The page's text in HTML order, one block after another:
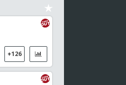
2do Set
Alexandra Eala (PHI)
Segundo break
+126